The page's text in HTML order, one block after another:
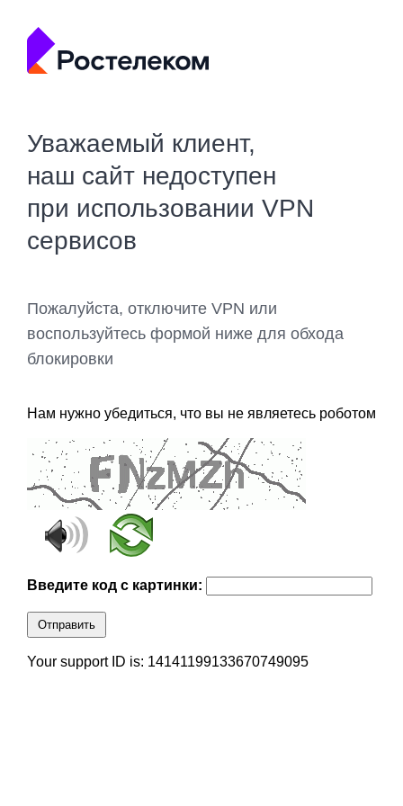
Уважаемый клиент,
наш сайт недоступен
при использовании VPN
сервисов
Пожалуйста, отключите VPN или
воспользуйтесь формой ниже для обхода
блокировки
Нам нужно убедиться, что вы не являетесь роботом
Введите код с картинки:
Отправить
Your support ID is: 14141199133670749095